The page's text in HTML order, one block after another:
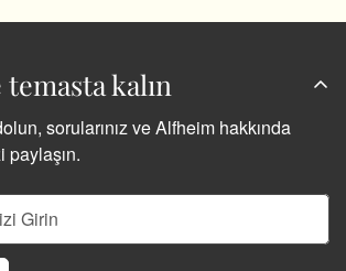
kalın
sorularınız ve Alfheim hakkında
paylaşın.